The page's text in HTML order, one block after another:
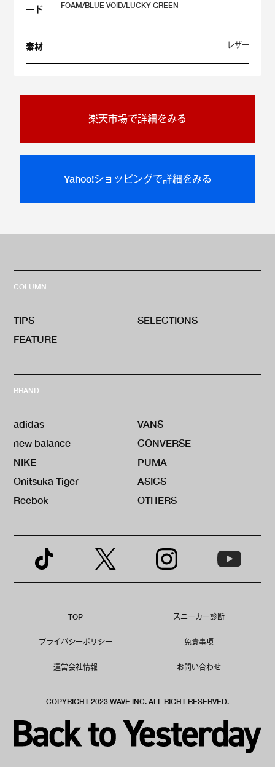
ード
FOAM/BLUE VOID/LUCKY GREEN
素材 レザー
楽天市場で詳細をみる
Yahoo!ショッピングで詳細をみる
COLUMN
TIPS
SELECTIONS
FEATURE
BRAND
adidas
VANS
new balance
CONVERSE
NIKE
PUMA
Onitsuka Tiger
ASICS
Reebok
OTHERS
TOP スニーカー診断
プライバシーポリシー 免責事項
運営会社情報 お問い合わせ
COPYRIGHT 2023 WAVE INC. ALL RIGHT RESERVED.